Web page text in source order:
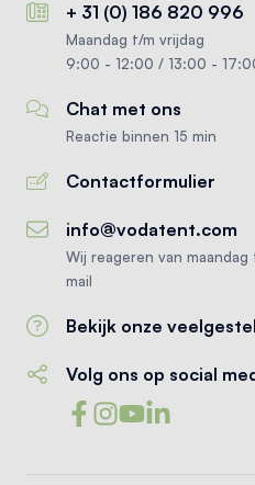
+ 31 (0) 186 820 996
Maandag t/m vrijdag
9:00 - 12:00 / 13:00 -
Chat met ons
Reactie binnen 15 min
Contactformulier
info@vodatent.com
Wij reageren van
mail
Bekijk onze
Volg ons op social